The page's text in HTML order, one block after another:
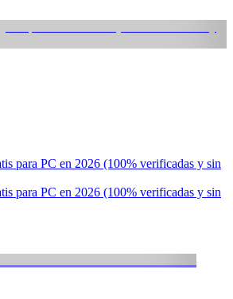
para PC en 2026 (100% verificadas y sin
para PC en 2026 (100% verificadas y sin